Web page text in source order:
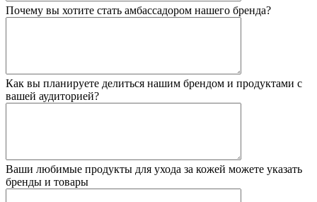
Почему вы хотите стать амбассадором нашего бренда?
Как вы планируете делиться нашим брендом и продуктами с
вашей аудиторией?
Ваши любимые продукты для ухода за кожей можете указать
бренды и товары